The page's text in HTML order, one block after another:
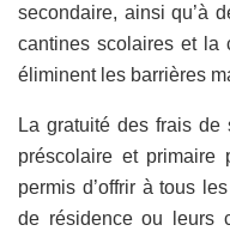
secondaire, ainsi qu’à
cantines scolaires et la
éliminent les barrières
La gratuité des frais de
préscolaire et primaire
permis d’offrir à tous
de résidence ou leurs